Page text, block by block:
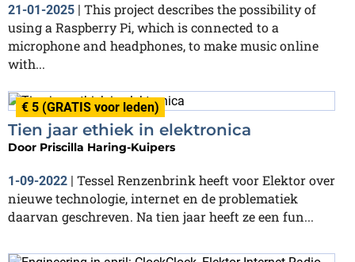
21-01-2025
This project describes the possibility of
using a Raspberry Pi, which is connected to a
microphone and headphones, to make music online
with...
€ 5 (GRATIS voor leden)
Tien jaar ethiek in elektronica
Door Priscilla Haring-Kuipers
1-09-2022 | Tessel Renzenbrink heeft voor Elektor over
nieuwe technologie, internet en de problematiek
daarvan geschreven. Na tien jaar heeft ze een fun...